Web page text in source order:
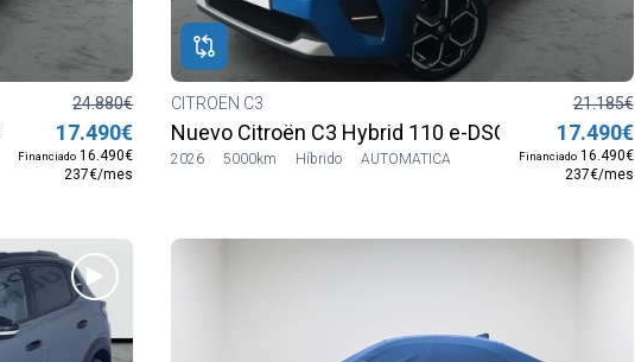
24.880€
17.490€
Financiado 16.490€
237€/mes
CITROËN C3
Nuevo Citroën C3 Hybrid 110 e-DSC6 MAX
2026 5000km Híbrido AUTOMATICA
21.185€
17.490€
Financiado16.490€
237€/mes